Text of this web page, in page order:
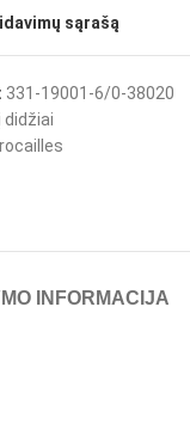
sąrašą
331-19001-6/0-38020
didžiai
rocailles
INFORMACIJA